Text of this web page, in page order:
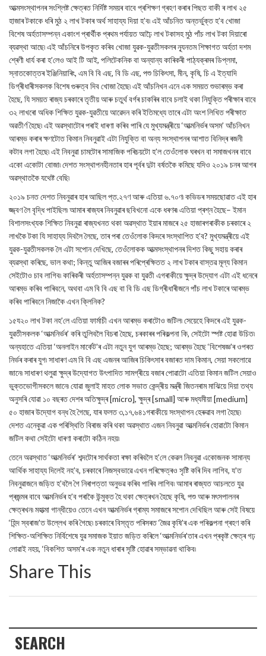
আত্মসংস্থাপনৰ সংশ্লিষ্ট ক্ষেত্ৰত নিৰ্দিষ্ট সময়ৰ বাবে প্ৰশিক্ষণ গ্ৰহণ কৰাৰ পিছত বাকী ৰ লাখ ২৫
হাজাৰ টকাকে ধৰি মুঠ ২ লাখ টকাৰ অৰ্থ সাহায্য দিয়া হ’ব৷ এই আঁচনিত অন্তৰ্ভুক্ত হ’ব খোজা
বিশেষ অৰ্হতাসম্পন্ন একাংশ প্ৰাৰ্থীক প্ৰথম পৰ্যায়ত আঢ়ৈ লাখ টকাসহ মুঠ পাঁচ লাখ টকা দিয়াৰো
ব্যৱস্থা আছে৷ এই আঁচনিৰে উপকৃত কৰিব খোজা যুৱক-যুৱতীসকলৰ নূ্যনতম শিক্ষাগত অৰ্হতা দশম
শ্ৰেণী ধাৰ্য কৰা হ’লেও আই টি আই, পলিটেকনিক বা অন্যান্য কাৰিকৰী পাঠ্যক্ৰমৰ ডিপ্লমা,
স্নাতকোত্তৰ ইঞ্জিনিয়াৰিং, এম বি বি এছ, বি ডি এছ, পশু চিকিৎসা, মীন, কৃষি, চি এ ইত্যাদি
ডিগ্ৰীধাৰীসকলক বিশেষ গুৰুত্ব দিব খোজা হৈছে৷ এই আঁচনিখন এনে এক সময়ত শুভাৰম্ভ কৰা
হৈছে, যি সময়ত ৰাজ্য চৰকাৰে তৃতীয় আৰু চতুৰ্থ বৰ্গৰ চাকৰিৰ বাবে চলাই থকা নিযুক্তি পৰীক্ষাৰ বাবে
৩২ লাখৰো অধিক শিক্ষিত যুৱক-যুৱতীয়ে আৱেদন কৰি ইতিমধ্যে তাৰে এটা অংশ লিখিত পৰীক্ষাত
অৱতীৰ্ণ হৈছে৷ এই অৱস্থাটোৰ পৰাই ধাৰণা কৰিব পাৰি যে মুখ্যমন্ত্ৰীয়ে ‘আত্মনিৰ্ভৰ অসম’ আঁচনিখন
আৰম্ভ কৰাৰ ক্ষণটোত কিমান নিবনুৱাই এটা নিযুক্তি বা অন্য সংস্থাপনৰ আশাত বিনিদ্ৰ ৰজনী
কটাব লগা হৈছে৷ এই নিবনুৱা চামটোৰ সামাজিক পৰিচয়টো হ’ল তেওঁলোক ঘৰখন বা সমাজখনৰ বাবে
একো একোটা বোজা৷ দেশত সংস্থাপনহীনতাৰ হাৰ পূৰ্বৰ দুটা বৰ্ষতকৈ কমিছে যদিও ২০১৯ চনৰ আগৰ
অৱস্থাতকৈ যথেষ্ট বেছি৷
২০১৯ চনত দেশত নিবনুৱাৰ হাৰ আছিল প্ত.২৭ণ আৰু এতিয়া ৬.৭০ণ৷ কভিডৰ সময়ছোৱাত এই হাৰ
জ্জ্বণ লৈ বৃদ্ধি পাইছিল৷ আমাৰ ৰাজ্যৰ নিবনুৱাৰ ছবিখনো একে ধৰণৰ৷ এতিয়া প্ৰশ্ন হৈছে– ইমান
বিশালসংখ্যক শিক্ষিত নিবনুৱা ৰাজ্যখনত থকা অৱস্থাত ইয়াৰ মাজৰে ২৫ হাজাৰগৰাকীক চৰকাৰে ২
লাখকৈ টকা যি সাহায্য দিবলৈ লৈছে, তাৰ পৰা তেওঁলোক কিদৰে সংস্থাপিত হ’ব? মুখ্যমন্ত্ৰীয়ে এই
যুৱক-যুৱতীসকলক লৈ এটা সপোন দেখিছে, তেওঁলোকক আত্মসংস্থাপনৰ দিশত কিছু সহায় কৰাৰ
ব্যৱস্থা কৰিছে, ভাল কথা; কিন্তু আজিৰ বজাৰৰ পৰিপ্ৰেক্ষিতত ২ লাখ টকাৰ বাস্তৱ মূল্য কিমান
সেইটোও চাব লাগিব৷ কাৰিকৰী অৰ্হতাসম্পন্ন যুৱক বা যুৱতী এগৰাকীয়ে ক্ষুদ্ৰ উদ্যোগ এটা এই ধনেৰে
আৰম্ভ কৰিব পাৰিবনে, অথবা এম বি বি এছ বা বি ডি এছ ডিগ্ৰীধাৰীজনে পাঁচ লাখ টকাৰে আৰম্ভ
কৰিব পাৰিবনে নিজাকৈ এখন ক্লিনিক?
১৫য২০ লাখ টকা নহ’লে এতিয়া ফাৰ্মাচী এখন আৰম্ভ কৰাটোও জটিল৷ সেয়েহে কিদৰে এই যুৱক-
যুৱতীসকলক ‘আত্মনিৰ্ভৰ’ কৰি তুলিবলৈ বিচৰা হৈছে, চৰকাৰৰ পৰিকল্পনা কি, সেইটো স্পষ্ট হোৱা উচিত৷
অন্যহাতে এতিয়া ‘অনলাইন মাৰ্কেট’ৰ এটা নতুন যুগ আৰম্ভ হৈছে; আৰম্ভ হৈছে ‘বিশেষজ্ঞ’ৰ ওপৰত
নিৰ্ভৰ কৰাৰ যুগ৷ সাধাৰণ এম বি বি এছ এজনৰ আজিৰ চিকিৎসাৰ বজাৰত দাম কিমান, সেয়া সকলোৱে
জানে৷ সাধাৰণ থলুৱা ক্ষুদ্ৰ উদ্যোগত উৎপাদিত সামগ্ৰীয়ে বজাৰ পোৱাটো এতিয়া কিমান জটিল সেয়াও
ভুক্তভোগীসকলে জানে৷ যোৱা জুলাই মাহত লোক সভাত কেন্দ্ৰীয় মন্ত্ৰী জিতনৰাম মাঝিয়ে দিয়া তথ্য
অনুসৰি যোৱা ১০ বছৰত দেশৰ অতিক্ষুদ্ৰ [micro], ক্ষুদ্ৰ [small] আৰু মধ্যমীয়া [medium]
৫০ হাজাৰ উদ্যোগ বন্ধ হৈ গৈছে, যাৰ ফলত ৩,১৭,৬৪১গৰাকীয়ে সংস্থাপন হেৰুৱাব লগা হৈছে৷
দেশত এনেকুৱা এক পৰিস্থিতি বিৰাজ কৰি থকা অৱস্থাত এজন নিবনুৱা আত্মনিৰ্ভৰ হোৱাটো কিমান
জটিল কথা সেইটো ধাৰণা কৰাটো কঠিন নহয়৷
তেনে অৱস্থাত ‘আত্মনিৰ্ভৰ’ শব্দটোৰ সাৰ্থকতা ৰক্ষা কৰিবলৈ হ’লে কেৱল নিবনুৱা একোজনক সামান্য
আৰ্থিক সাহায্য দিলেই নহ’ব, চৰকাৰে নিজস্বভাৱে এখন পৰিক্ষেত্ৰও সৃষ্টি কৰি দিব লাগিব, য’ত
নিবনুৱাজনে জড়িত হ’বলৈ গৈ নিৰাপত্তা অনুভৱ কৰিব পাৰিব লাগিব৷ আমাৰ ৰাজ্যত আচলতে যুৱ
প্ৰজন্মৰ বাবে আত্মনিৰ্ভৰ হ’ব পৰাকৈ উন্মুক্ত হৈ থকা ক্ষেত্ৰখন হৈছে কৃষি, পশু আৰু মৎসপালনৰ
ক্ষেত্ৰখন৷ মহাত্মা গান্ধীয়েও তেনে এখন আত্মনিৰ্ভৰ গ্ৰাম্য সমাজৰে সপোন দেখিছিল আৰু সেই বিষয়ে
‘হিন্দ স্বৰাজ’ত উল্লেখ কৰি গৈছে৷ চৰকাৰে বিস্তৃত পৰিসৰত ‘জৈৱ কৃষি’ৰ এক পৰিকল্পনা গ্ৰহণ কৰি
শিক্ষিত-অশিক্ষিত নিৰ্বিশেষে যুৱ সমাজক ইয়াত জড়িত কৰিলে ‘আত্মনিৰ্ভৰ’তাৰ এখন প্ৰকৃষ্ট ক্ষেত্ৰ গঢ়
লোৱাই নহয়, ‘বিকশিত অসম’ৰ এক নতুন ধাৰাৰ সৃষ্টি হোৱাৰ সম্ভাৱনা থাকিব৷
Share This
SEARCH